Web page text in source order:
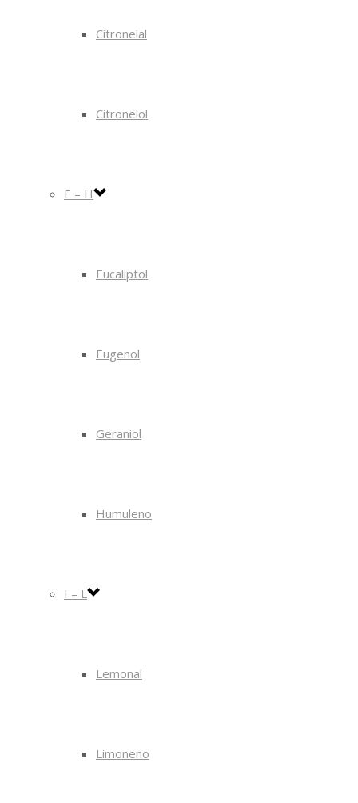
Citronelal
Citronelol
E – H
Eucaliptol
Eugenol
Geraniol
Humuleno
I – L
Lemonal
Limoneno